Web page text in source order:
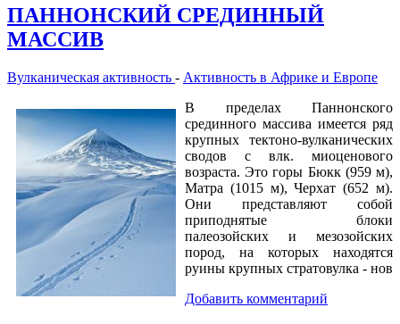
ПАННОНСКИЙ СРЕДИННЫЙ
МАССИВ
Вулканическая активность - Активность в Африке и Европе
В пределах Паннонского
срединного массива имеется ряд
крупных тектоно-вулканических
сводов с влк. миоценового
возраста. Это горы Бюкк (959 м),
Матра (1015 м), Черхат (652 м).
Они представляют собой
приподнятые блоки
палеозойских и мезозойских
пород, на которых находятся
руины крупных стратовулка - нов
Добавить комментарий